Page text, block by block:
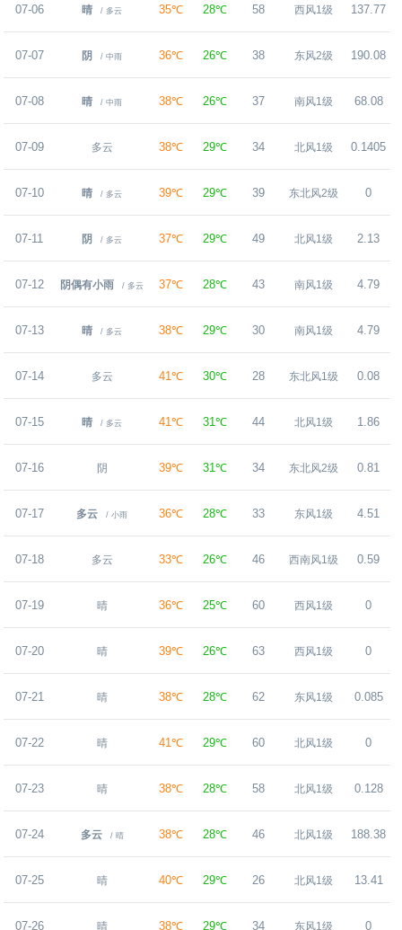
07-06 晴 / 多云 35℃ 28℃ 58 西风1级 137.77
07-07 阴 / 中雨 36℃ 26℃ 38 东风2级 190.08
07-08 晴 / 中雨 38℃ 26℃ 37 南风1级 68.08
07-09 多云 38℃ 29℃ 34 北风1级 0.1405
07-10 晴 / 多云 39℃ 29℃ 39 东北风2级 0
07-11 阴 / 多云 37℃ 29℃ 49 北风1级 2.13
07-12 阴偶有小雨 / 多云 37℃ 28℃ 43 南风1级 4.79
07-13 晴 / 多云 38℃ 29℃ 30 南风1级 4.79
07-14 多云 41℃ 30℃ 28 东北风1级 0.08
07-15 晴 / 多云 41℃ 31℃ 44 北风1级 1.86
07-16 阴 39℃ 31℃ 34 东北风2级 0.81
07-17 多云 / 小雨 36℃ 28℃ 33 东风1级 4.51
07-18 多云 33℃ 26℃ 46 西南风1级 0.59
07-19 晴 36℃ 25℃ 60 西风1级 0
07-20 晴 39℃ 26℃ 63 西风1级 0
07-21 晴 38℃ 28℃ 62 东风1级 0.085
07-22 晴 41℃ 29℃ 60 北风1级 0
07-23 晴 38℃ 28℃ 58 北风1级 0.128
07-24 多云 / 晴 38℃ 28℃ 46 北风1级 188.38
07-25 晴 40℃ 29℃ 26 北风1级 13.41
07-26 晴 38℃ 29℃ 34 东风1级 0